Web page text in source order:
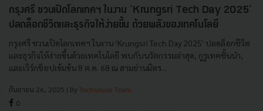
กรุงศรี ชวนเปิดโลกเทคฯ ในงาน ‘Krungsri Tech Day 2025'
ปลดล็อกชีวิตและธุรกิจให้ง่ายขึ้น ด้วยพลังของเทคโนโลยี
กรุงศรี ชวนเปิดโลกเทคฯ ในงาน ‘Krungsri Tech Day 2025' ปลดล็อกชีวิต
และธุรกิจให้ง่ายขึ้นด้วยเทคโนโลยี พบกับนวัตกรรมล่าสุด, กูรูเทคชั้นนำ,
และเวิร์กช็อปเข้มข้น 8 ต.ค. 68 ณ สามย่านมิตร...
กันยายน 26, 2025 | By Techsauce Team
0